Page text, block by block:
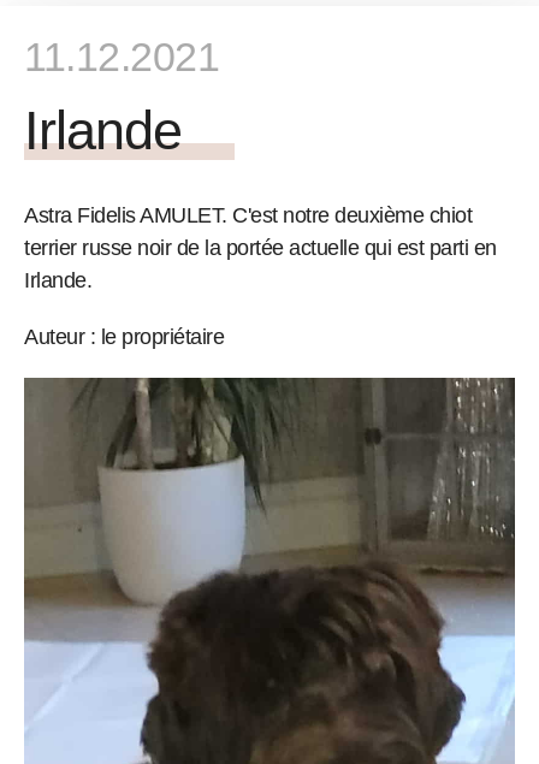
11.12.2021
Irlande
Astra Fidelis AMULET. C'est notre deuxième chiot
terrier russe noir de la portée actuelle qui est parti en
Irlande.
Auteur : le propriétaire